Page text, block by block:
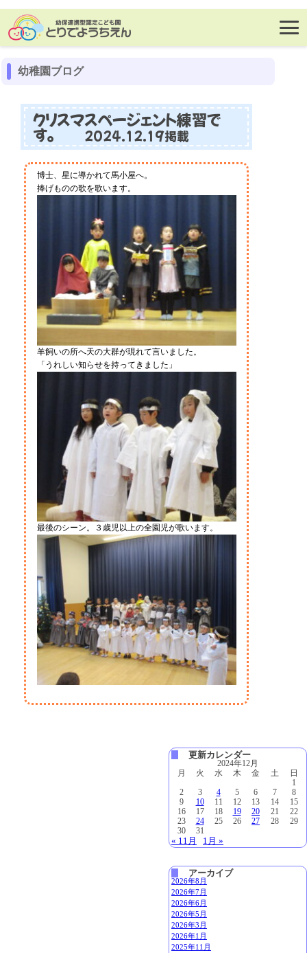
幼稚園ブログ
クリスマスページェント練習で
す。 2024.12.19掲載
博士、星に導かれて馬小屋へ。
捧げものの歌を歌います。
羊飼いの所へ天の大群が現れて言いました。
「うれしい知らせを持ってきました」
最後のシーン。３歳児以上の全園児が歌います。
更新カレンダー
2024年12月
月
火 水 木 金 土
日
1
2
3 4 5 6 7
8
9
10 11 12 13 14
15
16
17 18 19 20 21
22
23
24 25 26 27 28
29
30
31
« 11月 1月 »
アーカイブ
2026年8月
2026年7月
2026年6月
2026年5月
2026年3月
2026年1月
2025年11月